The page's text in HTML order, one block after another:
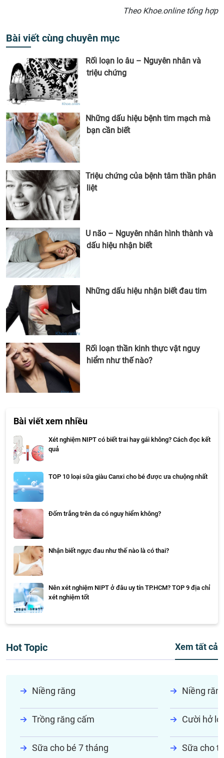
Theo Khoe.online tổng hợp
Bài viết cùng chuyên mục
Rối loạn lo âu – Nguyên nhân và
triệu chứng
Những dấu hiệu bệnh tim mạch mà
bạn cần biết
Triệu chứng của bệnh tâm thần phân
liệt
U não – Nguyên nhân hình thành và
dấu hiệu nhận biết
Những dấu hiệu nhận biết đau tim
Rối loạn thần kinh thực vật nguy
hiểm như thế nào?
Bài viết xem nhiều
Xét nghiệm NIPT có biết trai hay gái không? Cách đọc kết
quả
TOP 10 loại sữa giàu Canxi cho bé được ưa chuộng nhất
Đốm trắng trên da có nguy hiểm không?
Nhận biết ngực đau như thế nào là có thai?
Nên xét nghiệm NIPT ở đâu uy tín TP.HCM? TOP 9 địa chỉ
xét nghiệm tốt
Hot Topic Xem tất cả
Niềng răng Niềng
Trồng răng cấm Cười hở lợi
Sữa cho bé 7 tháng Sữa cho